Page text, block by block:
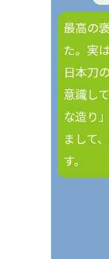
最高の
た。実
日本刀
意識し
な造り
まして
す。